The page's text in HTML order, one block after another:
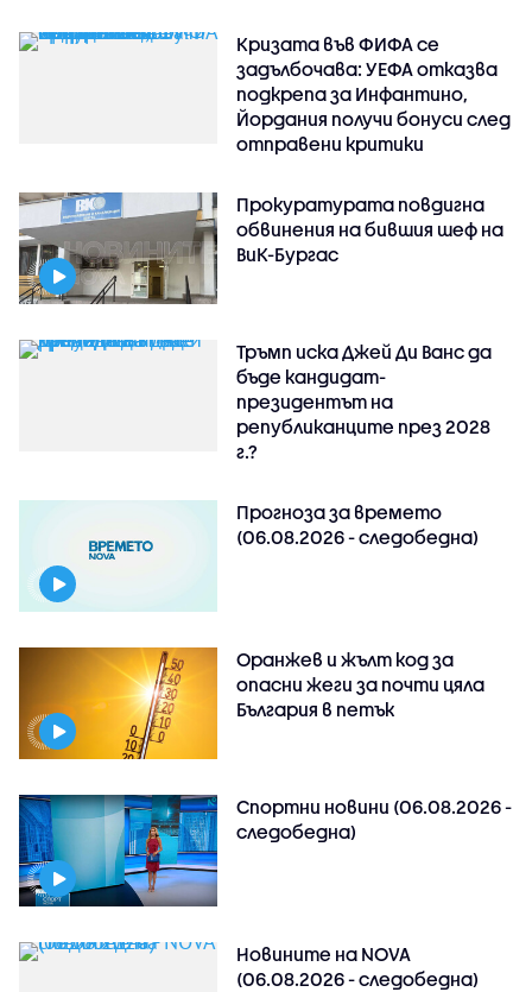
Кризата във ФИФА се
задълбочава: УЕФА отказва
подкрепа за Инфантино,
Йордания получи бонуси след
отправени критики
Прокуратурата повдигна
обвинения на бившия шеф на
ВиК-Бургас
Тръмп иска Джей Ди Ванс да
бъде кандидат-
президентът на
републиканците през 2028
г.?
Прогноза за времето
(06.08.2026 - следобедна)
Оранжев и жълт код за
опасни жеги за почти цяла
България в петък
Спортни новини (06.08.2026 -
следобедна)
Новините на NOVA
(06.08.2026 - следобедна)